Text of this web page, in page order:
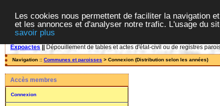
Les cookies nous permettent de faciliter la navigation
et les annonces et d'analyser notre trafic. L'usage du
savoir plus
Expoactes Dépouillement de tables et actes d'état-civil ou de registres
Navigation :: Communes et paroisses > Connexion (Distribution selon les années)
Accès membres
Connexion